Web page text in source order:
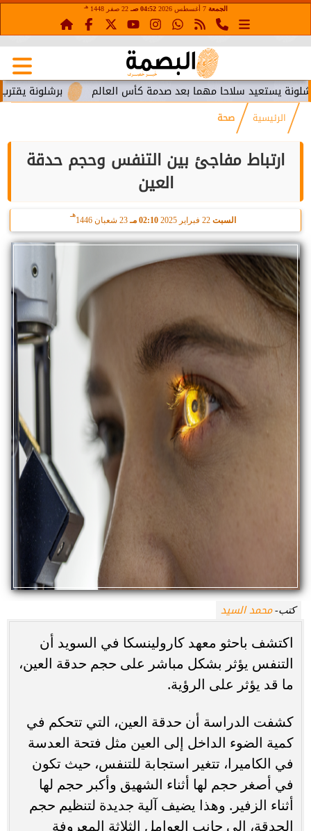
الجمعة 7 أغسطس 2026 04:52 صـ 22 صفر 1448 هـ
برشلونة يقترب من سلاحا مهما بعد صدمة كأس العالم
الرئيسية صحة
ارتباط مفاجئ بين التنفس وحجم حدقة
العين
السبت 22 فبراير 2025 02:10 مـ 23 شعبان 1446
هـ
كتب-محمد السيد
اكتشف باحثو معهد كارولينسكا في السويد أن
التنفس يؤثر بشكل مباشر على حجم حدقة العين،
ما قد يؤثر على الرؤية.
كشفت الدراسة أن حدقة العين، التي تتحكم في
كمية الضوء الداخل إلى العين مثل فتحة العدسة
في الكاميرا، تتغير استجابة للتنفس، حيث تكون
في أصغر حجم لها أثناء الشهيق وأكبر حجم لها
أثناء الزفير. وهذا يضيف آلية جديدة لتنظيم حجم
الحدقة، إلى جانب العوامل الثلاثة المعروفة